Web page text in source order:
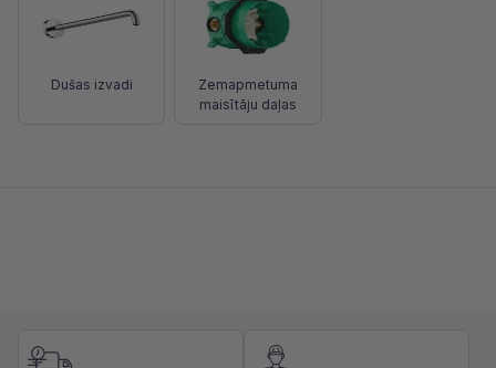
Dušas izvadi
Zemapmetuma
maisītāju daļas